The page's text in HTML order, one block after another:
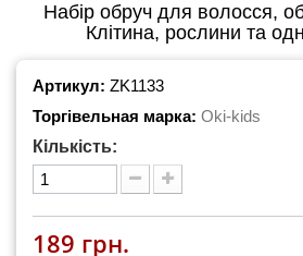
Набір обруч для волосся,
Клітина, рослини та
Артикул: ZK1133
Торгівельная марка: Oki-kids
Кількість:
189 грн.